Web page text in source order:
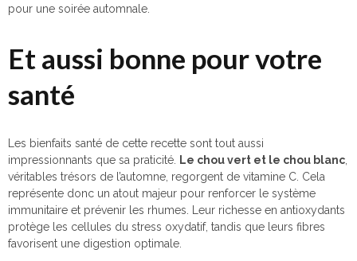
pour une soirée automnale.
Et aussi bonne pour votre
santé
Les bienfaits santé de cette recette sont tout aussi
impressionnants que sa praticité. Le chou vert et le chou blanc,
véritables trésors de l’automne, regorgent de vitamine C. Cela
représente donc un atout majeur pour renforcer le système
immunitaire et prévenir les rhumes. Leur richesse en antioxydants
protège les cellules du stress oxydatif, tandis que leurs fibres
favorisent une digestion optimale.